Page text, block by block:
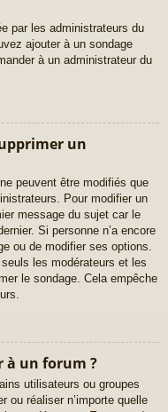
par les administrateurs du
ajouter à un sondage
à un administrateur du
un
peuvent être modifiés que
Pour modifier un
message du sujet car le
Si personne n’a encore
ou de modifier ses options.
les modérateurs et les
le sondage. Cela empêche
à un forum ?
utilisateurs ou groupes
ou réaliser n’importe quelle